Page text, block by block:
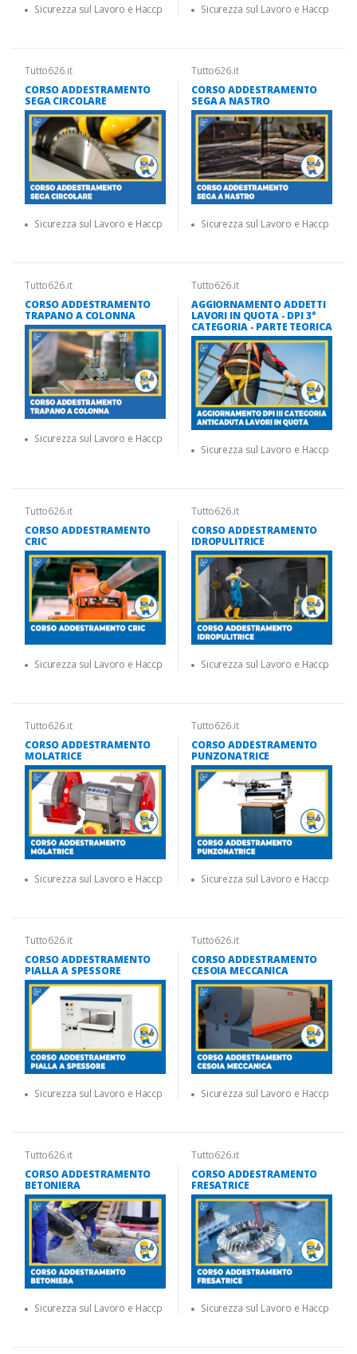
Sicurezza sul Lavoro e Haccp Sicurezza sul Lavoro e Haccp
Tutto626.it
CORSO ADDESTRAMENTO
SEGA CIRCOLARE
Sicurezza sul Lavoro e Haccp
Tutto626.it
CORSO ADDESTRAMENTO
SEGA A NASTRO
Sicurezza sul Lavoro e Haccp
Tutto626.it
CORSO ADDESTRAMENTO
TRAPANO A COLONNA
Sicurezza sul Lavoro e Haccp
Tutto626.it
AGGIORNAMENTO ADDETTI
LAVORI IN QUOTA - DPI 3°
CATEGORIA - PARTE TEORICA
Sicurezza sul Lavoro e Haccp
Tutto626.it
CORSO ADDESTRAMENTO
CRIC
Sicurezza sul Lavoro e Haccp
Tutto626.it
CORSO ADDESTRAMENTO
IDROPULITRICE
Sicurezza sul Lavoro e Haccp
Tutto626.it
CORSO ADDESTRAMENTO
MOLATRICE
Sicurezza sul Lavoro e Haccp
Tutto626.it
CORSO ADDESTRAMENTO
PUNZONATRICE
Sicurezza sul Lavoro e Haccp
Tutto626.it
CORSO ADDESTRAMENTO
PIALLA A SPESSORE
Sicurezza sul Lavoro e Haccp
Tutto626.it
CORSO ADDESTRAMENTO
CESOIA MECCANICA
Sicurezza sul Lavoro e Haccp
Tutto626.it
CORSO ADDESTRAMENTO
BETONIERA
Sicurezza sul Lavoro e Haccp
Tutto626.it
CORSO ADDESTRAMENTO
FRESATRICE
Sicurezza sul Lavoro e Haccp